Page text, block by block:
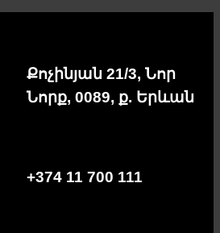
Քոչինյան 21/3, Նոր
Նորք, 0089, ք. Երևան
+374 11 700 111